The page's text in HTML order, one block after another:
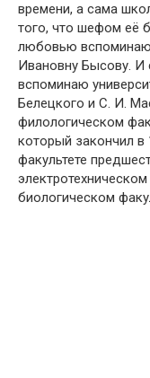
времени, а сама
того, что шефом её
любовью
Ивановну Бысову.
вспоминаю
Белецкого и С. И.
филологическом
который закончил в
факультете
биологическом